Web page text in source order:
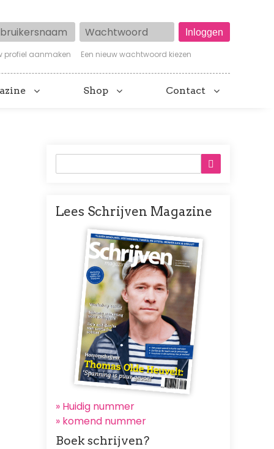
Wachtwoord
profiel aanmaken Een nieuw wachtwoord kiezen
Shop Contact
Lees Schrijven Magazine
Afbeelding
» Huidig nummer
» komend nummer
Boek schrijven?